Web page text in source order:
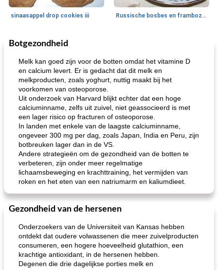
sinaasappel drop cookies iii Russische bosbes en frambozenpudding
Ontbijt
loco mokka havermout rustieke dorpspizza
Botgezondheid
Melk kan goed zijn voor de botten omdat het vitamine D
en calcium levert. Er is gedacht dat dit melk en
melkproducten, zoals yoghurt, nuttig maakt bij het
voorkomen van osteoporose.
Uit onderzoek van Harvard blijkt echter dat een hoge
calciuminname, zelfs uit zuivel, niet geassocieerd is met
een lager risico op fracturen of osteoporose.
In landen met enkele van de laagste calciuminname,
ongeveer 300 mg per dag, zoals Japan, India en Peru, zijn
botbreuken lager dan in de VS.
Andere strategieën om de gezondheid van de botten te
verbeteren, zijn onder meer regelmatige
lichaamsbeweging en krachttraining, het vermijden van
roken en het eten van een natriumarm en kaliumdieet.
Gezondheid van de hersenen
Onderzoekers van de Universiteit van Kansas hebben
ontdekt dat oudere volwassenen die meer zuivelproducten
consumeren, een hogere hoeveelheid glutathion, een
krachtige antioxidant, in de hersenen hebben.
Degenen die drie dagelijkse porties melk en